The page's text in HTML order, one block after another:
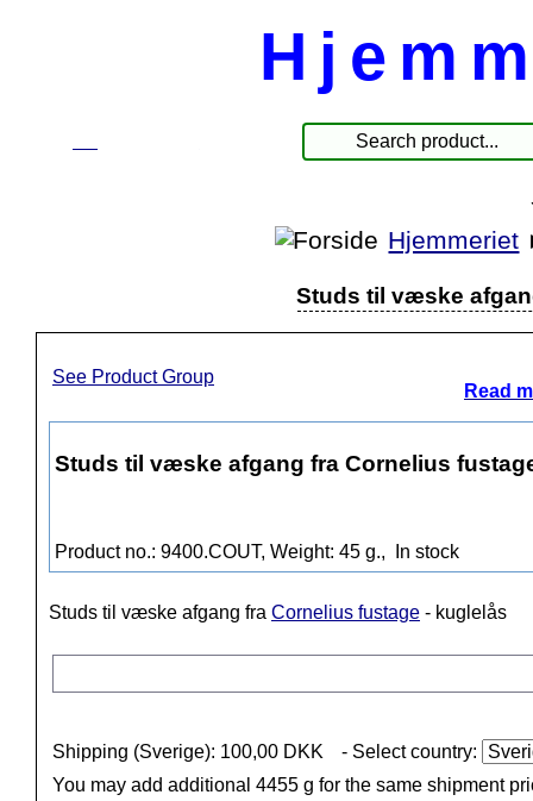
Hjemmeriet
Studs til væske
See Product Group
Read
Studs til væske afgang fra Cornelius
Product no.: 9400.COUT, Weight: 45 g., In stock
Studs til væske afgang fra Cornelius fustage - kuglelås
Shipping (Sverige): 100,00 DKK
- Select country:
You may add additional 4455 g for the same shipment